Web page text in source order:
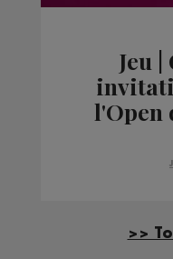
Jeu |
l'Open
par
>>